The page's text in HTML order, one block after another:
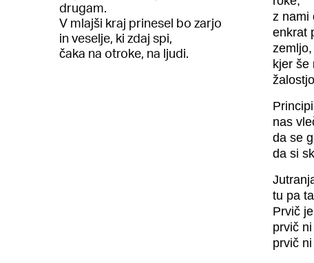
drugam.
V mlajši kraj prinesel bo zarjo
in veselje, ki zdaj spi,
čaka na otroke, na ljudi.
z nami
enkrat
zemljo,
kjer še
nas
da se
da si
tu pa
Prvič
prvič
prvič